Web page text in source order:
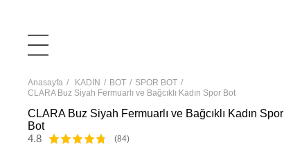
Anasayfa KADIN BOT
SPOR BOT
CLARA Buz Siyah Fermuarlı ve Bağcıklı Kadın Spor Bot
CLARA Buz Siyah Fermuarlı ve Bağcıklı Kadın Spor
Bot
4.8
(84)